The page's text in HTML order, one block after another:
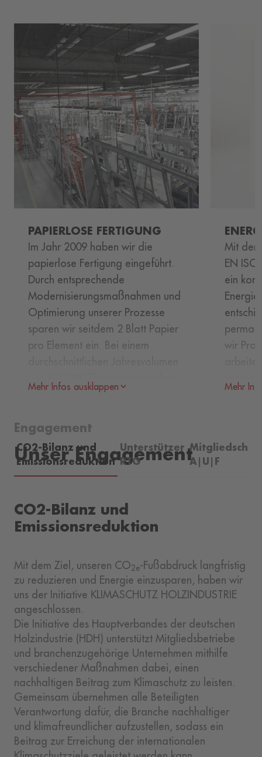
PAPIERLOSE FERTIGUNG
Im Jahr 2009 haben wir die
papierlose Fertigung eingeführt.
Durch entsprechende
Modernisierungsmaßnahmen und
Optimierung unserer Prozesse
sparen wir seitdem 2 Blatt Papier
pro Element ein. Bei einem
sich 2,4 Millionen Blatt Papier, auf
haben. Damit haben wir
mittlerweile umgerechnet ca. 13
Tonnen CO2eingespart.
Mehr Infos ausklappen
Mit der
EN
ein
wir
und
Mehr
Engagement
Unser Engagement
CO2-Bilanz und
Emissionsreduktion
Unterstützer
RTG
A|U|F
CO2-Bilanz und
Emissionsreduktion
Mit dem Ziel, unseren CO2e-Fußabdruck langfristig
zu reduzieren und Energie einzusparen, haben wir
uns der Initiative KLIMASCHUTZ HOLZINDUSTRIE
angeschlossen.
Die Initiative des Hauptverbandes der deutschen
Holzindustrie (HDH) unterstützt Mitgliedsbetriebe
und branchenzugehörige Unternehmen mithilfe
verschiedener Maßnahmen dabei, einen
nachhaltigen Beitrag zum Klimaschutz zu leisten.
Gemeinsam übernehmen alle Beteiligten
Verantwortung dafür, die Branche nachhaltiger
und klimafreundlicher aufzustellen, sodass ein
Beitrag zur Erreichung der internationalen